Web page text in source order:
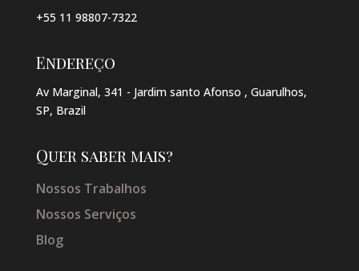
+55 11 98807-7322
Endereço
Av Marginal, 341 - Jardim santo Afonso , Guarulhos,
SP, Brazil
Quer saber mais?
Nossos Trabalhos
Nossos Serviços
Blog